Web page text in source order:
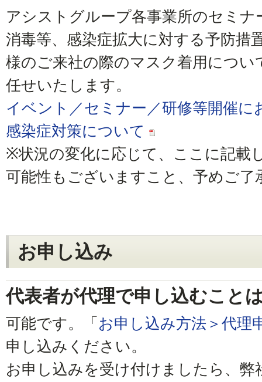
アシストグループ各事業所のセミナ
消毒等、感染症拡大に対する予防措
様のご来社の際のマスク着用につ
任せいたします。
イベント／セミナー／研修等開催
感染症対策について
※状況の変化に応じて、ここに記載
可能性もございますこと、予めご了
お申し込み
代表者が代理で申し込むこと
可能です。「 お申し込み方法＞代理
申し込みください。
お申し込みを受け付けましたら、弊